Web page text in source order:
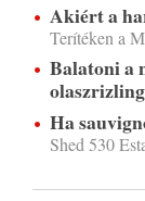
Akiért a
Terítéken a
Balatoni a
olaszrizling
Ha
Shed 530